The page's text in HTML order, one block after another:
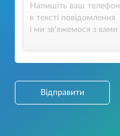
Напишіть ваш телефон
в тексті повідомлення
і ми зв’яжемося з вами
Відправити